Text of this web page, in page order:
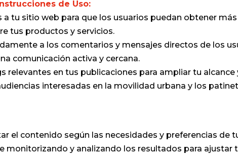
de Uso:
a tu sitio web para que los usuarios puedan obtener más
tus productos y servicios.
a los comentarios y mensajes directos de los
comunicación activa y cercana.
relevantes en tus publicaciones para ampliar tu alcance
interesadas en la movilidad urbana y los
el contenido según las necesidades y preferencias de
monitorizando y analizando los resultados para ajustar